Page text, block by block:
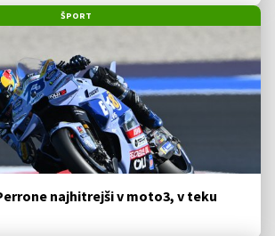
ŠPORT
najhitrejši v moto3, v teku